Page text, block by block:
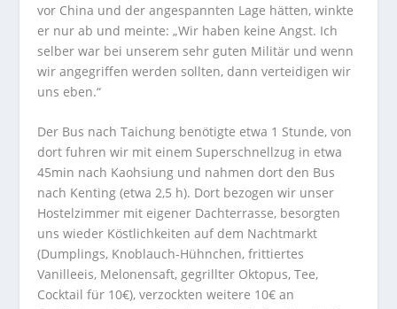
vor China und der angespannten Lage hätten, winkte
er nur ab und meinte: „Wir haben keine Angst. Ich
selber war bei unserem sehr guten Militär und wenn
wir angegriffen werden sollten, dann verteidigen wir
uns eben.“
Der Bus nach Taichung benötigte etwa 1 Stunde, von
dort fuhren wir mit einem Superschnellzug in etwa
45min nach Kaohsiung und nahmen dort den Bus
nach Kenting (etwa 2,5 h). Dort bezogen wir unser
Hostelzimmer mit eigener Dachterrasse, besorgten
uns wieder Köstlichkeiten auf dem Nachtmarkt
(Dumplings, Knoblauch-Hühnchen, frittiertes
Vanilleeis, Melonensaft, gegrillter Oktopus, Tee,
Cocktail für 10€), verzockten weitere 10€ an